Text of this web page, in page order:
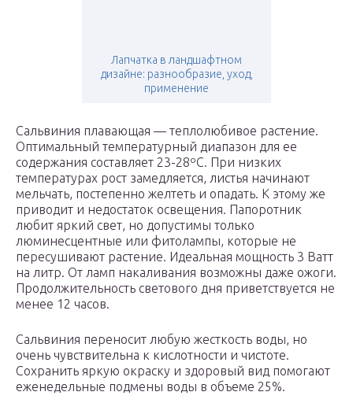
Лапчатка в ландшафтном
дизайне: разнообразие, уход,
применение
Сальвиния плавающая — теплолюбивое растение.
Оптимальный температурный диапазон для ее
содержания составляет 23-28ºС. При низких
температурах рост замедляется, листья начинают
мельчать, постепенно желтеть и опадать. К этому же
приводит и недостаток освещения. Папоротник
любит яркий свет, но допустимы только
люминесцентные или фитолампы, которые не
пересушивают растение. Идеальная мощность 3 Ватт
на литр. От ламп накаливания возможны даже ожоги.
Продолжительность светового дня приветствуется не
менее 12 часов.
Сальвиния переносит любую жесткость воды, но
очень чувствительна к кислотности и чистоте.
Сохранить яркую окраску и здоровый вид помогают
еженедельные подмены воды в объеме 25%.